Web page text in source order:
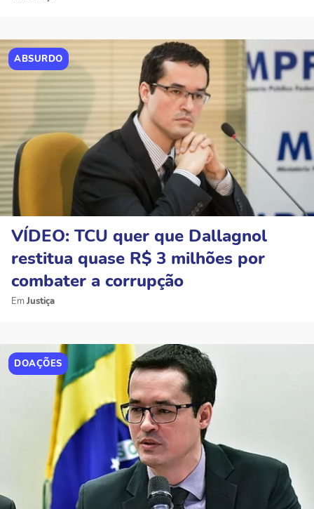
ABSURDO
VÍDEO: TCU quer que Dallagnol
restitua quase R$ 3 milhões por
combater a corrupção
Justiça
DOAÇÕES